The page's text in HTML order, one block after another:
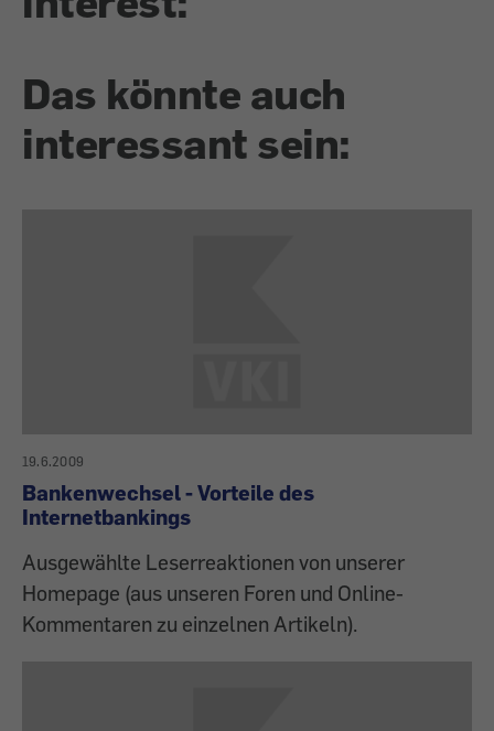
Das könnte auch
interessant sein:
19.6.2009
Bankenwechsel - Vorteile des
Internetbankings
Ausgewählte Leserreaktionen von unserer
Homepage (aus unseren Foren und Online-
Kommentaren zu einzelnen Artikeln).